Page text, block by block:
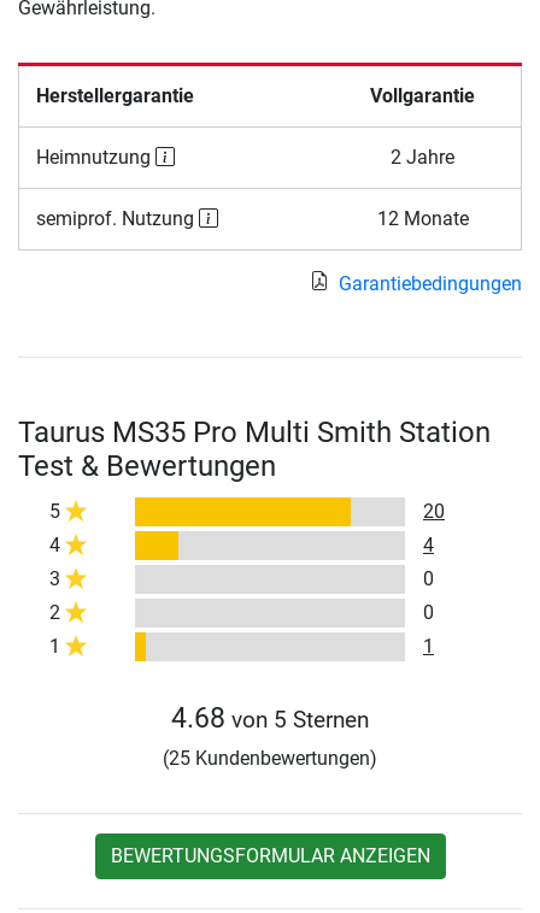
Gewährleistung.
Herstellergarantie Vollgarantie
Heimnutzung 2 Jahre
semiprof. Nutzung 12 Monate
Garantiebedingungen
Taurus MS35 Pro Multi Smith Station
Test & Bewertungen
5
20
4
4
3
0
2
0
1
1
4.68 von 5 Sternen
(25 Kundenbewertungen)
BEWERTUNGSFORMULAR ANZEIGEN